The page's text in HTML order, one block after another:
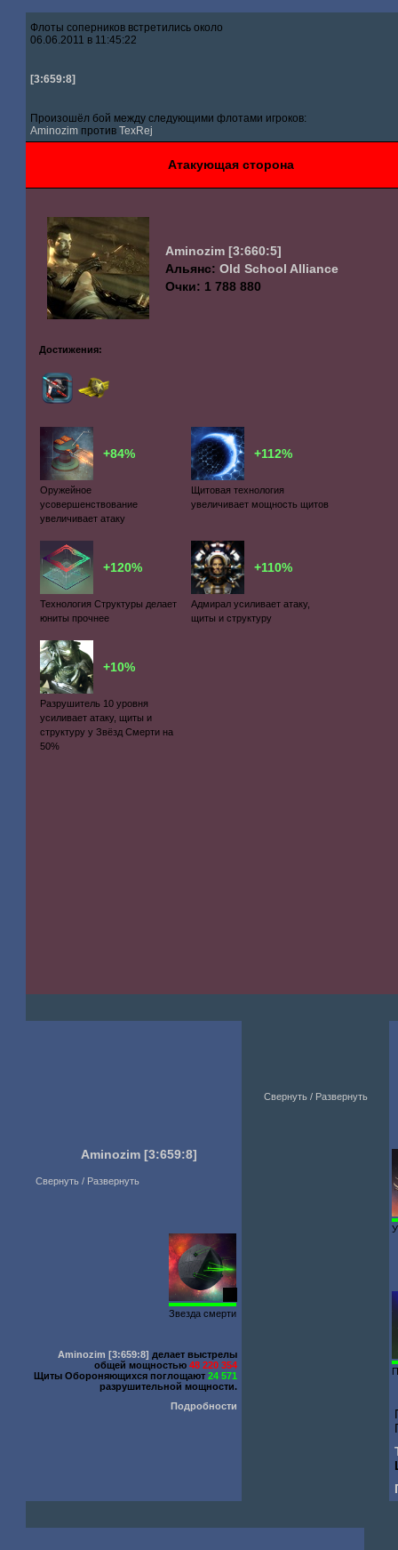
Флоты соперников встретились около
06.06.2011 в 11:45:22
[3:659:8]
Произошёл бой между следующими флотами игроков:
Aminozim противTexRej
Атакующая сторона
Aminozim [3:660:5]
Альянс:Old School Alliance
Очки: 1 788 880
Достижения:
+84%
Оружейное
усовершенствование
увеличивает атаку
+112%
Щитовая технология
увеличивает мощность щитов
+120%
Технология Структуры делает
юниты прочнее
+110%
Адмирал усиливает атаку,
щиты и структуру
+10%
Разрушитель 10 уровня
усиливает атаку, щиты и
структуру у Звёзд Смерти на
50%
Aminozim [3:659:8]
Свернуть / Развернуть
Звезда смерти
Aminozim [3:659:8] делает выстрелы
общей мощностью48 220 354
Щиты Обороняющихся поглощают24 571
разрушительной мощности.
Подробности
Свернуть / Развернуть